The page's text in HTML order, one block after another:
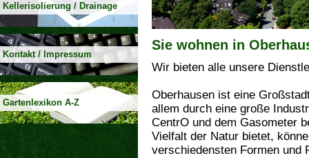
Kellerisolierung / Drainage
Kontakt / Impressum
Gartenlexikon A-Z
Sie wohnen in
Wir bieten alle unsere
Oberhausen ist eine
allem durch eine große
CentrO und dem Gasometer
Vielfalt der Natur bietet,
verschiedensten Formen und